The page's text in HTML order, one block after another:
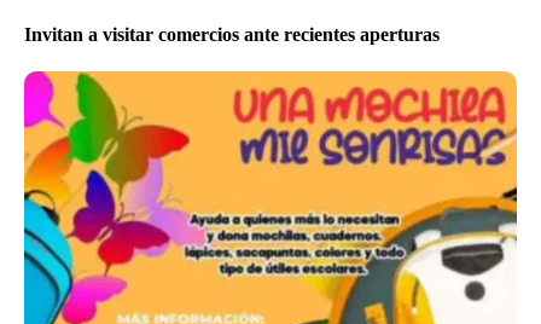
Invitan a visitar comercios ante recientes aperturas